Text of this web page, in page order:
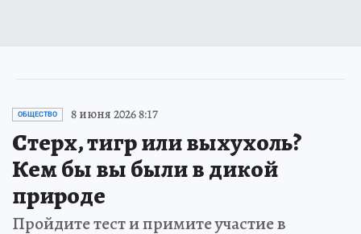
ОБЩЕСТВО 8 июня 2026 8:17
Стерх, тигр или выхухоль?
Кем бы вы были в дикой
природе
Пройдите тест и примите участие в